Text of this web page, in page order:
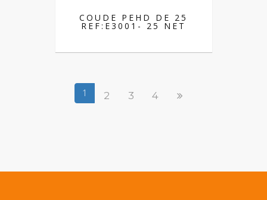
COUDE PEHD DE 25
REF:E3001- 25 NET
1 2 3 4